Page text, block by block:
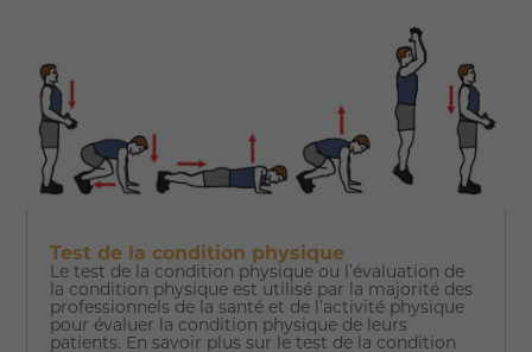
Test de la condition physique
Le test de la condition physique ou l’évaluation de
la condition physique est utilisé par la majorité des
professionnels de la santé et de l’activité physique
pour évaluer la condition physique de leurs
patients. En savoir plus sur le test de la condition